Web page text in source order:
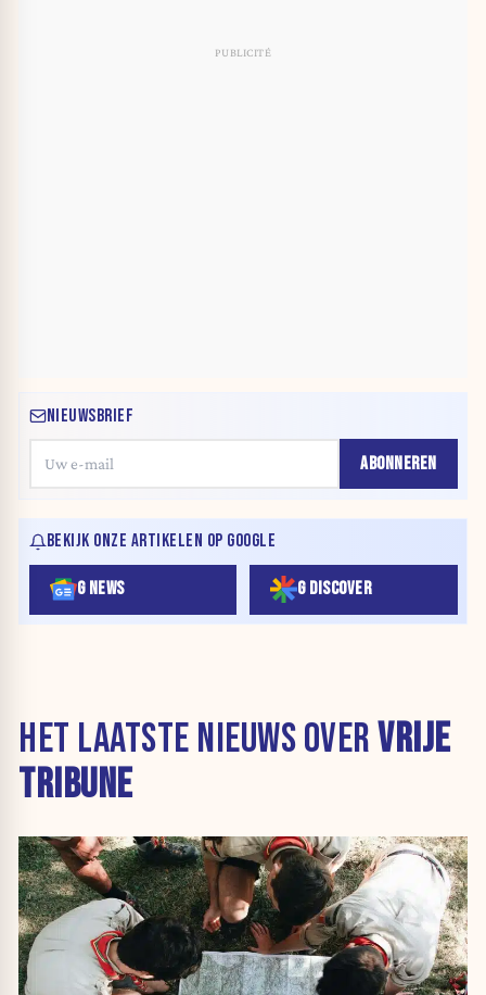
NIEUWSBRIEF
ABONNEREN
BEKIJK ONZE ARTIKELEN OP GOOGLE
G NEWS G DISCOVER
HET LAATSTE NIEUWS OVERVRIJE
TRIBUNE